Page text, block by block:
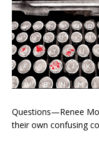
Questions—Renee
their own confusing